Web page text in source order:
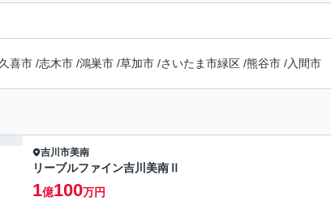
久喜市 /志木市 /鴻巣市 /草加市 /さいたま市緑区 /熊谷市 /入間市
吉川市美南
リーブルファイン吉川美南Ⅱ
1億100万円